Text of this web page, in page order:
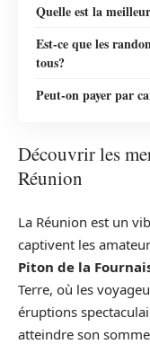
Quelle est la
Est-ce que les
tous?
Peut-on payer par
Découvrir les
Réunion
La Réunion est un
captivent les
Piton de la
Terre, où les
éruptions
atteindre son